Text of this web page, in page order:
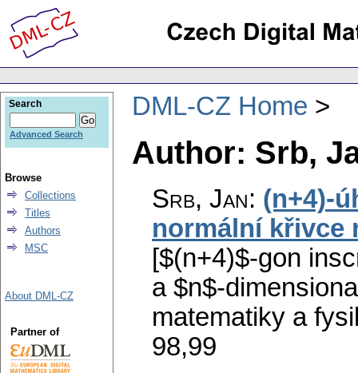
DML-CZ Home
Author: Srb,
Srb, Jan: (n+4)-
normální křivce
[$(n+4)$-gon
a $n$-
matematiky a
98,99
Search
Advanced Search
Browse
Collections
Titles
Authors
MSC
About DML-CZ
Partner of